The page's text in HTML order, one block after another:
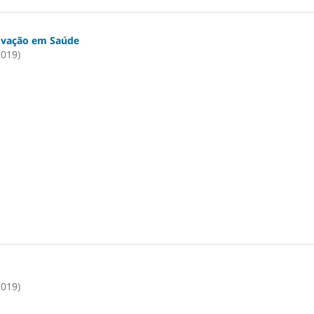
em Saúde